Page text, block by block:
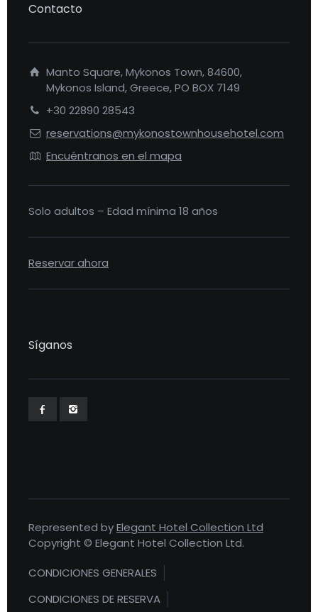
Contacto
Manto Square, Mykonos Town, 84600,
Mykonos Island, Greece, PO BOX 7149
+30 22890 28543
reservations@mykonostownhousehotel.com
Encuéntranos en el mapa
Solo adultos – Edad mínima 18 años
Reservar ahora
Síganos
Represented byElegant Hotel Collection Ltd
Copyright © Elegant Hotel Collection Ltd.
CONDICIONES GENERALES
CONDICIONES DE RESERVA